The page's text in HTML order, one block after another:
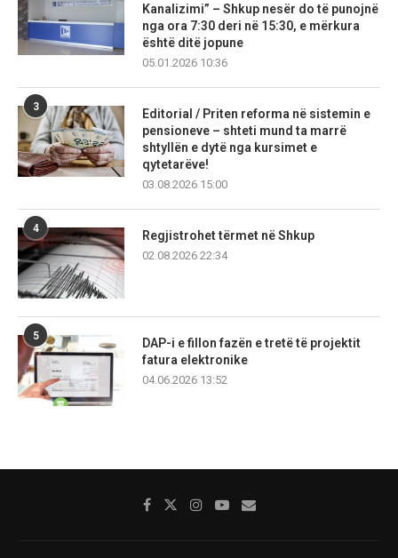
Kanalizimi” – Shkup nesër do të punojnë
nga ora 7:30 deri në 15:30, e mërkura
është ditë jopune
05.01.2026 10:36
3
Editorial / Priten reforma në sistemin e
pensioneve – shteti mund ta marrë
shtyllën e dytë nga kursimet e
qytetarëve!
03.08.2026 15:00
4
Regjistrohet tërmet në Shkup
02.08.2026 22:34
5
DAP-i e fillon fazën e tretë të projektit
fatura elektronike
04.06.2026 13:52